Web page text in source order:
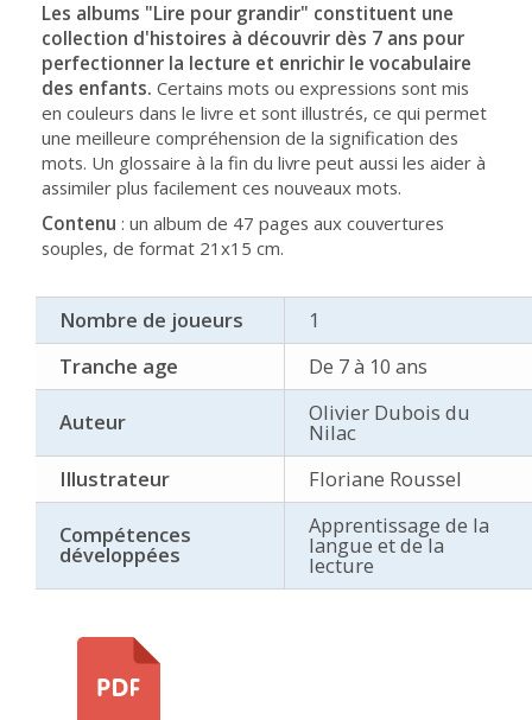
Les albums "Lire pour grandir" constituent une
collection d'histoires à découvrir dès 7 ans pour
perfectionner la lecture et enrichir le vocabulaire
des enfants. Certains mots ou expressions sont mis
en couleurs dans le livre et sont illustrés, ce qui permet
une meilleure compréhension de la signification des
mots. Un glossaire à la fin du livre peut aussi les aider à
assimiler plus facilement ces nouveaux mots.
Contenu : un album de 47 pages aux couvertures
souples, de format 21x15 cm.
Nombre de joueurs
1
Tranche age
De 7 à 10 ans
Auteur Olivier Dubois du
Nilac
Illustrateur
Floriane Roussel
Compétences
développées
Apprentissage de la
langue et de la
lecture